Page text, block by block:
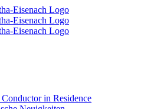
in Residence